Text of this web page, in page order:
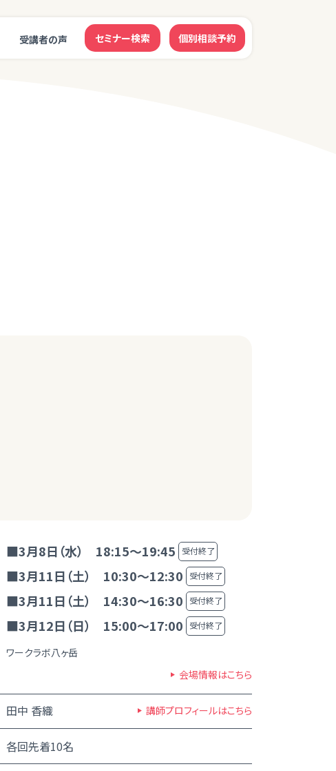
受講者の声 セミナー検索 個別相談予約
■3月8日（水） 18:15～19:45 受付終了
■3月11日（土） 10:30～12:30 受付終了
■3月11日（土） 14:30～16:30 受付終了
■3月12日（日） 15:00～17:00 受付終了
ワークラボ八ヶ岳
会場情報はこちら
田中 香織 講師プロフィールはこちら
各回先着10名